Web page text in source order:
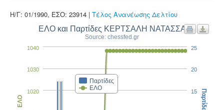
Η/Γ: 01/1990, ΕΣΟ: 23914 | Τέλος Ανανέωσης Δελτίου
ΕΛΟ και Παρτίδες ΚΕΡΤΣΑΛΗ ΝΑΤΑΣΣΑ
Source: chessfed.gr
Παρτίδες
ΕΛΟ
1020
1030
1040
ΕΛΟ
15
20
25
Παρτίδες